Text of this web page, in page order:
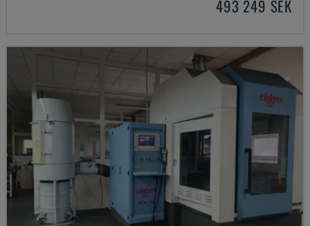
493 249 SEK